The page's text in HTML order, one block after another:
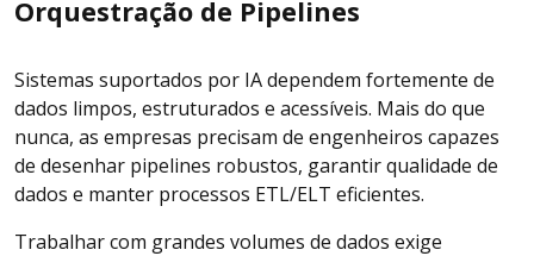
Orquestração de Pipelines
Sistemas suportados por IA dependem fortemente de
dados limpos, estruturados e acessíveis. Mais do que
nunca, as empresas precisam de engenheiros capazes
de desenhar pipelines robustos, garantir qualidade de
dados e manter processos ETL/ELT eficientes.
Trabalhar com grandes volumes de dados exige